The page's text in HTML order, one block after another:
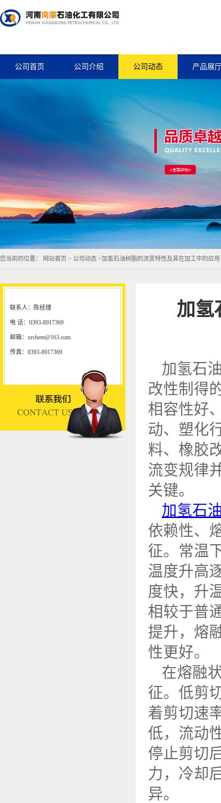
公司首页 公司介绍 公司动态 产品展
您当前的位置： 网站首页 > 公司动态 >加氢石油树脂的流变特性及其在加工中的应用
联系人：陈经理
电 话：0393-8917369
邮箱：xrchem@163.com
传真：0393-8917369
加氢
加氢石
改性制得
相容性好
动、塑化
料、橡胶
流变规律
关键。
加氢石
依赖性、
征。常温
温度升高
度快，升
相较于普
提升，熔
性更好。
在熔融
征。低剪
着剪切速
低，流动
停止剪切
力，冷却
异。